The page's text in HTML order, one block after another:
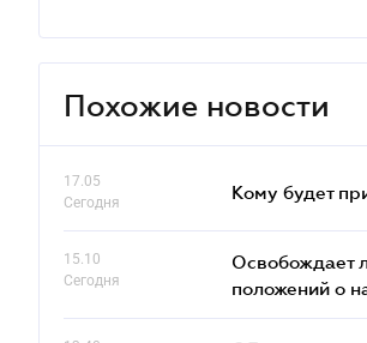
Похожие новости
17.05
Сегодня
Кому будет
15.10
Сегодня
Освобождает
положений о